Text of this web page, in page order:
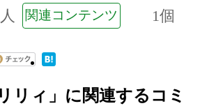
関連コンテンツ 1個
リィ」に関連するコミ